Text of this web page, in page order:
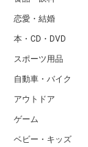
恋愛・結婚
本・CD・DVD
スポーツ用品
自動車・バイク
アウトドア
ゲーム
ベビー・キッズ